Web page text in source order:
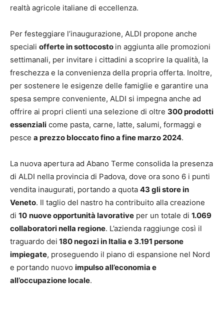
realtà agricole italiane di eccellenza.
Per festeggiare l’inaugurazione, ALDI propone anche
speciali offerte in sottocosto in aggiunta alle promozioni
settimanali, per invitare i cittadini a scoprire la qualità, la
freschezza e la convenienza della propria offerta. Inoltre,
per sostenere le esigenze delle famiglie e garantire una
spesa sempre conveniente, ALDI si impegna anche ad
offrire ai propri clienti una selezione di oltre 300 prodotti
essenziali come pasta, carne, latte, salumi, formaggi e
pesce a prezzo bloccato fino a fine marzo 2024.
La nuova apertura ad Abano Terme consolida la presenza
di ALDI nella provincia di Padova, dove ora sono 6 i punti
vendita inaugurati, portando a quota 43 gli store in
Veneto. Il taglio del nastro ha contribuito alla creazione
di 10 nuove opportunità lavorative per un totale di 1.069
collaboratori nella regione. L’azienda raggiunge così il
traguardo dei 180 negozi in Italia e 3.191 persone
impiegate, proseguendo il piano di espansione nel Nord
e portando nuovo impulso all’economia e
all’occupazione locale.